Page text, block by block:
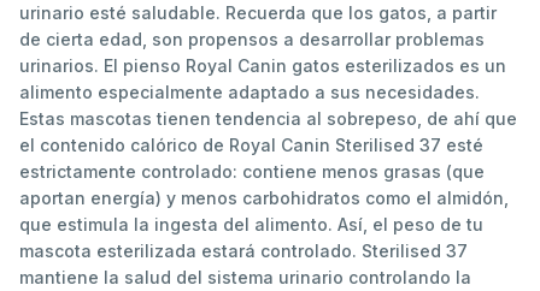
urinario esté saludable. Recuerda que los gatos, a partir
de cierta edad, son propensos a desarrollar problemas
urinarios. El pienso Royal Canin gatos esterilizados es un
alimento especialmente adaptado a sus necesidades.
Estas mascotas tienen tendencia al sobrepeso, de ahí que
el contenido calórico de Royal Canin Sterilised 37 esté
estrictamente controlado: contiene menos grasas (que
aportan energía) y menos carbohidratos como el almidón,
que estimula la ingesta del alimento. Así, el peso de tu
mascota esterilizada estará controlado. Sterilised 37
mantiene la salud del sistema urinario controlando la